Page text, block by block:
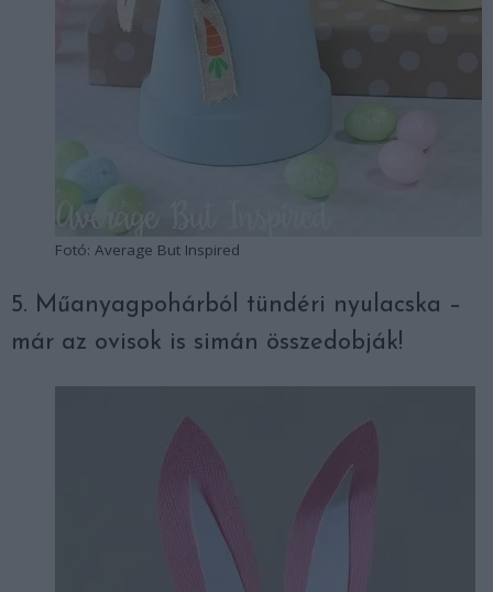
Fotó: Average But Inspired
5. Műanyagpohárból tündéri nyulacska –
már az ovisok is simán összedobják!